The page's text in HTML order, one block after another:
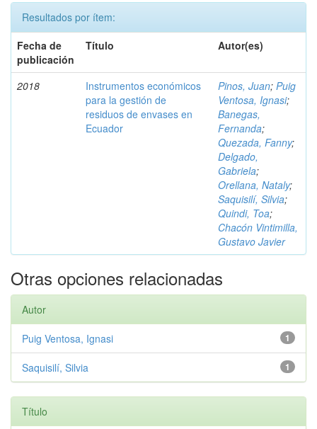
Resultados por ítem:
Fecha de
publicación
Título Autor(es)
2018
Instrumentos económicos
para la gestión de
residuos de envases en
Ecuador
Pinos, Juan; Puig
Ventosa, Ignasi;
Banegas,
Fernanda;
Quezada, Fanny;
Delgado,
Gabriela;
Orellana, Nataly;
Saquisilí, Silvia;
Quindi, Toa;
Chacón Vintimilla,
Gustavo Javier
Otras opciones relacionadas
Autor
1
Puig Ventosa, Ignasi
1
Saquisilí, Silvia
Título